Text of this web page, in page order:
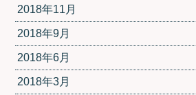
2018年11月
2018年9月
2018年6月
2018年3月